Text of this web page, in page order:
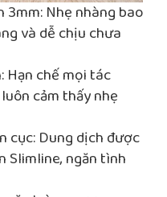
Nhẹ nhàng bao
và dễ chịu chưa
Hạn chế mọi tác
cảm thấy nhẹ
cục: Dung dịch được
Slimline, ngăn tình